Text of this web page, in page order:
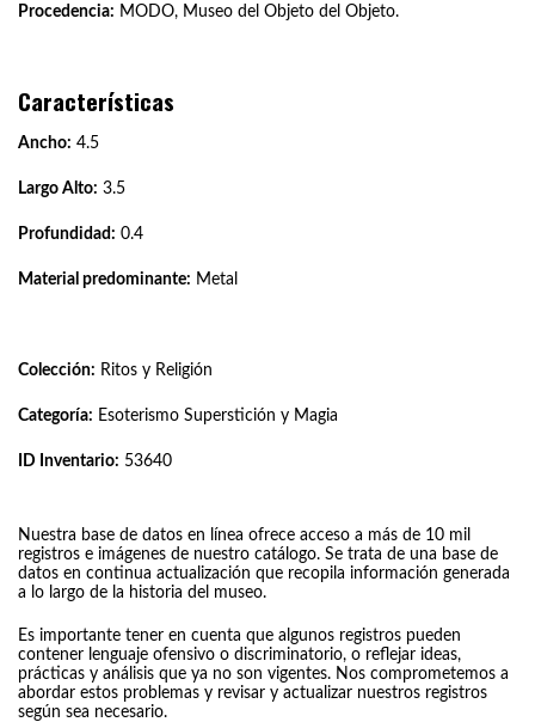
Procedencia: MODO, Museo del Objeto del Objeto.
Características
Ancho: 4.5
Largo Alto: 3.5
Profundidad: 0.4
Material predominante: Metal
Colección: Ritos y Religión
Categoría: Esoterismo Superstición y Magia
ID Inventario: 53640
Nuestra base de datos en línea ofrece acceso a más de 10 mil
registros e imágenes de nuestro catálogo. Se trata de una base de
datos en continua actualización que recopila información generada
a lo largo de la historia del museo.
Es importante tener en cuenta que algunos registros pueden
contener lenguaje ofensivo o discriminatorio, o reflejar ideas,
prácticas y análisis que ya no son vigentes. Nos comprometemos a
abordar estos problemas y revisar y actualizar nuestros registros
según sea necesario.